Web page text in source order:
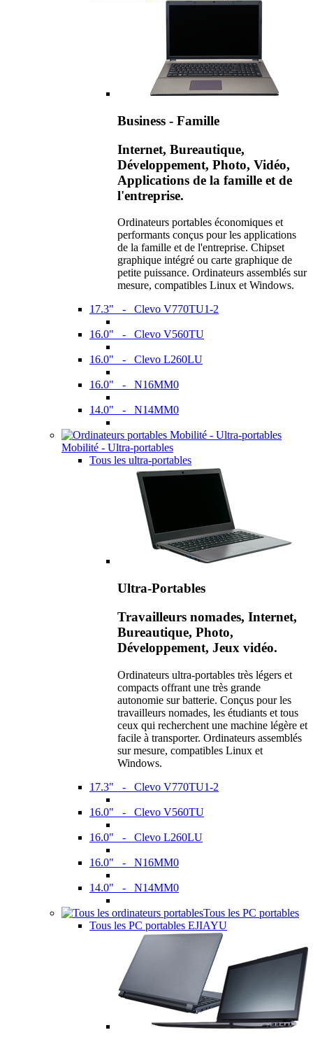
Business - Famille
Internet, Bureautique,
Développement, Photo, Vidéo,
Applications de la famille et de
l'entreprise.
Ordinateurs portables économiques et
performants conçus pour les applications
de la famille et de l'entreprise. Chipset
graphique intégré ou carte graphique de
petite puissance. Ordinateurs assemblés sur
mesure, compatibles Linux et Windows.
17.3" - Clevo V770TU1-2
16.0" - Clevo V560TU
16.0" - Clevo L260LU
16.0" - N16MM0
14.0" - N14MM0
Mobilité - Ultra-portables
Tous les ultra-portables
Ultra-Portables
Travailleurs nomades, Internet,
Bureautique, Photo,
Développement, Jeux vidéo.
Ordinateurs ultra-portables très légers et
compacts offrant une très grande
autonomie sur batterie. Conçus pour les
travailleurs nomades, les étudiants et tous
ceux qui recherchent une machine légère et
facile à transporter. Ordinateurs assemblés
sur mesure, compatibles Linux et
Windows.
17.3" - Clevo V770TU1-2
16.0" - Clevo V560TU
16.0" - Clevo L260LU
16.0" - N16MM0
14.0" - N14MM0
Tous les PC portables
Tous les PC portables EJIAYU